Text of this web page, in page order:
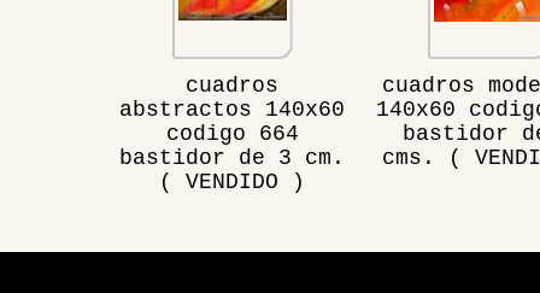
cuadros
abstractos 140x60
codigo 664
bastidor de 3 cm.
( VENDIDO )
cuadros
140x60
bastidor
cms. (